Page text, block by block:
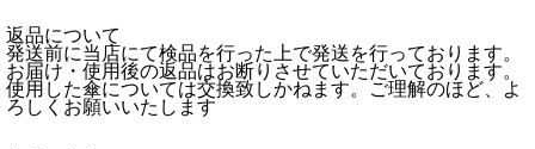
返品について
発送前に当店にて検品を行った上で発送を行っております。
お届け・使用後の返品はお断りさせていただいております。
使用した傘については交換致しかねます。ご理解のほど、よ
ろしくお願いいたします